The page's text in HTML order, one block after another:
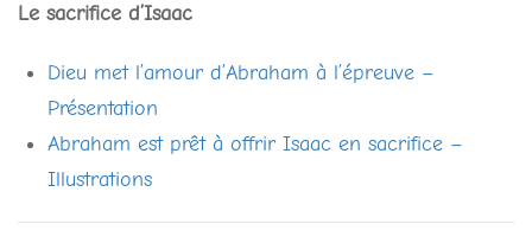
Le sacrifice d’Isaac
Dieu met l’amour d’Abraham à l’épreuve –
Présentation
Abraham est prêt à offrir Isaac en sacrifice –
Illustrations